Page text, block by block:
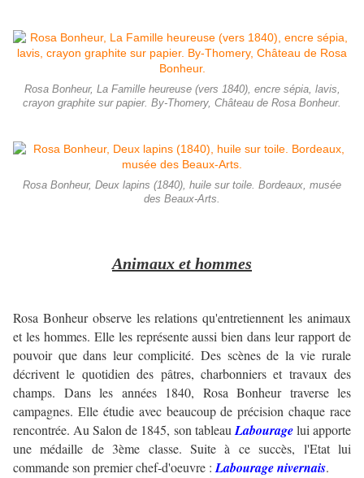
Rosa Bonheur, La Famille heureuse (vers 1840), encre sépia, lavis,
crayon graphite sur papier. By-Thomery, Château de Rosa Bonheur.
Rosa Bonheur, Deux lapins (1840), huile sur toile. Bordeaux, musée
des Beaux-Arts.
Animaux et hommes
Rosa Bonheur observe les relations qu'entretiennent les animaux
et les hommes. Elle les représente aussi bien dans leur rapport de
pouvoir que dans leur complicité. Des scènes de la vie rurale
décrivent le quotidien des pâtres, charbonniers et travaux des
champs. Dans les années 1840, Rosa Bonheur traverse les
campagnes. Elle étudie avec beaucoup de précision chaque race
rencontrée. Au Salon de 1845, son tableau Labouragelui apporte
une médaille de 3ème classe. Suite à ce succès, l'Etat lui
commande son premier chef-d'oeuvre : Labourage nivernais.